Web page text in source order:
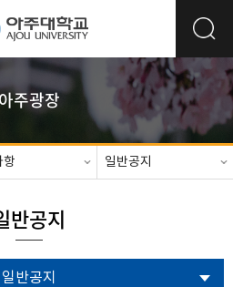
아주광장
항 일반공지
반공지
일반공지